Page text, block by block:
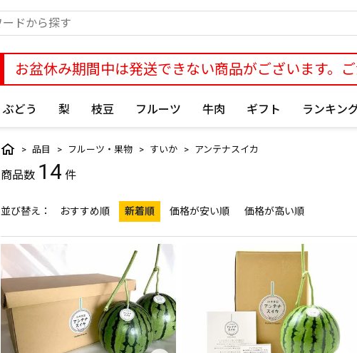
お盆休み期間中は発送できない商品がございます。
ぶどう 梨 枝豆 フルーツ 牛肉 ギフト ランキン
品目 フルーツ・果物 すいか アンテナスイカ
並び替え おすすめ順 新着順 価格が安い順 価格が高い順
14